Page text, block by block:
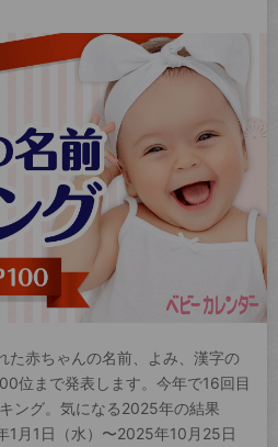
た赤ちゃんの名前、よみ、漢字の
位まで発表します。今年で16回目
ング。気になる2025年の結果
1月1日（水）〜2025年10月25日